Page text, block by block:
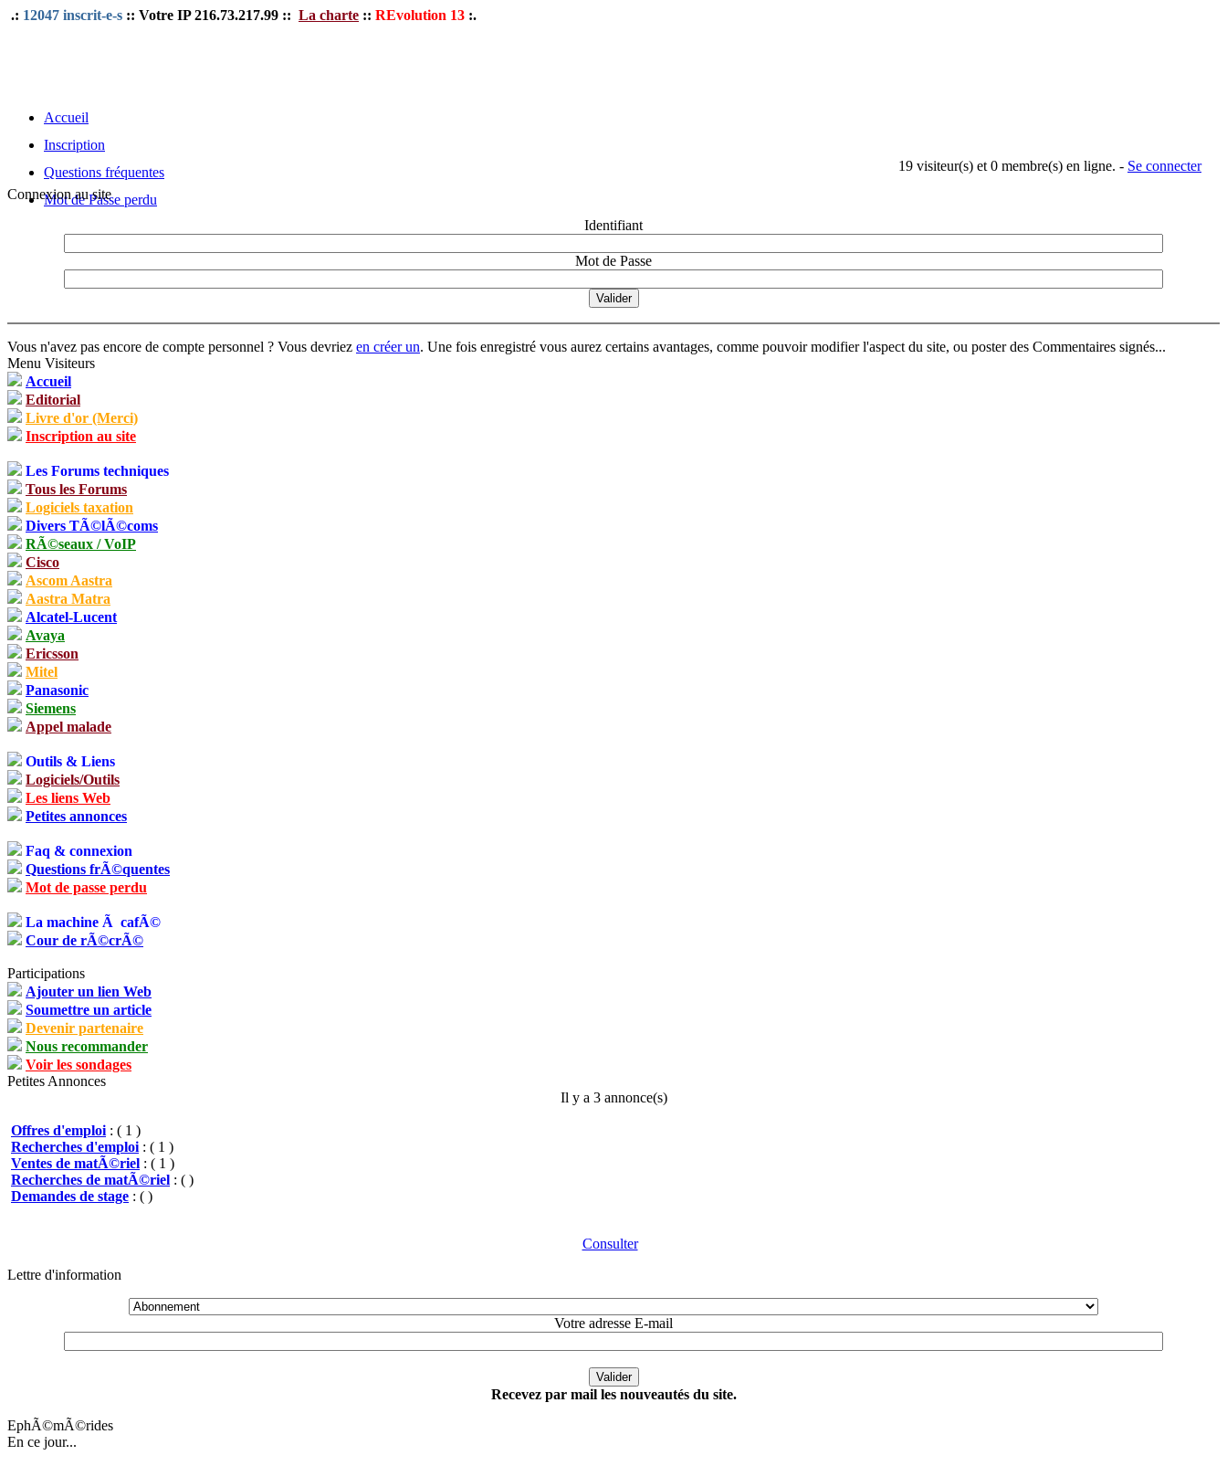
.: 12047 inscrit-e-s :: Votre IP 216.73.217.99 :: La charte :: REvolution 13 :.
19 visiteur(s) et 0 membre(s) en ligne. - Se connecter
Accueil
Inscription
Questions fréquentes
Mot de Passe perdu
Connexion au site
Identifiant
Mot de Passe
Vous n'avez pas encore de compte personnel ? Vous devriez en créer un. Une fois enregistré vous aurez certains avantages, comme pouvoir modifier l'aspect du site, ou poster des Commentaires signés...
Menu Visiteurs
Accueil
Editorial
Livre d'or (Merci)
Inscription au site
Les Forums techniques
Tous les Forums
Logiciels taxation
Divers TÃ©lÃ©coms
RÃ©seaux / VoIP
Cisco
Ascom Aastra
Aastra Matra
Alcatel-Lucent
Avaya
Ericsson
Mitel
Panasonic
Siemens
Appel malade
Outils & Liens
Logiciels/Outils
Les liens Web
Petites annonces
Faq & connexion
Questions frÃ©quentes
Mot de passe perdu
La machine Ã cafÃ©
Cour de rÃ©crÃ©
Participations
Ajouter un lien Web
Soumettre un article
Devenir partenaire
Nous recommander
Voir les sondages
Petites Annonces
Il y a 3 annonce(s)
Offres d'emploi : ( 1 )
Recherches d'emploi : ( 1 )
Ventes de matÃ©riel : ( 1 )
Recherches de matÃ©riel : ( )
Demandes de stage : ( )
Consulter
Lettre d'information
Votre adresse E-mail
Recevez par mail les nouveautés du site.
EphÃ©mÃ©rides
En ce jour...